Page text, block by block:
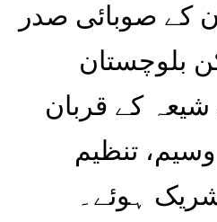
کے صوبائی صدر
بلوچستان
شیعہ کے قربان
تنظیم
شریک ہوئے۔